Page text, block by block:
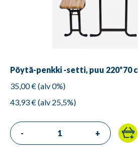
Pöytä-penkki -setti, puu 220*70
35,00 € (alv 0%)
43,93 € (alv 25,5%)
- +